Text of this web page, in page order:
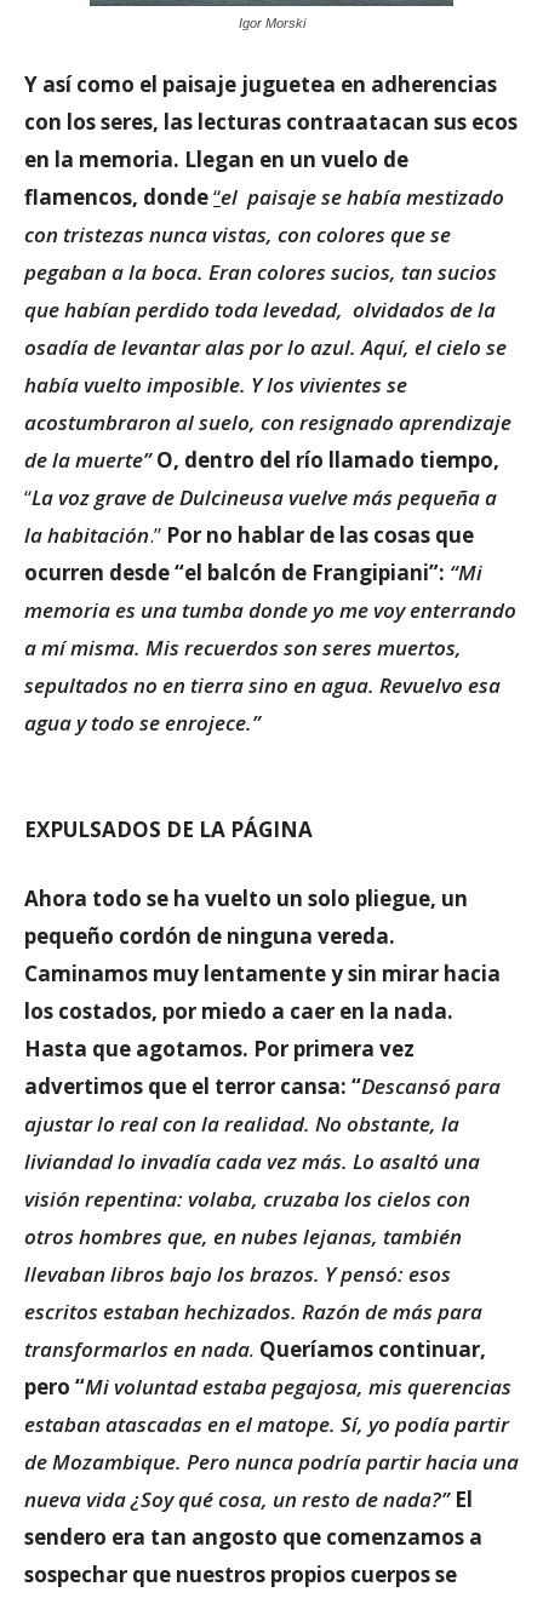
Igor Morski
Y así como el paisaje juguetea en adherencias
con los seres, las lecturas contraatacan sus ecos
en la memoria. Llegan en un vuelo de
flamencos, donde“el paisaje se había mestizado
con tristezas nunca vistas, con colores que se
pegaban a la boca. Eran colores sucios, tan sucios
que habían perdido toda levedad, olvidados de la
osadía de levantar alas por lo azul. Aquí, el cielo se
había vuelto imposible. Y los vivientes se
acostumbraron al suelo, con resignado aprendizaje
de la muerte”O, dentro del río llamado tiempo,
“La voz grave de Dulcineusa vuelve más pequeña a
la habitación.” Por no hablar de las cosas que
ocurren desde “el balcón de Frangipiani”: “Mi
memoria es una tumba donde yo me voy enterrando
a mí misma. Mis recuerdos son seres muertos,
sepultados no en tierra sino en agua. Revuelvo esa
agua y todo se enrojece.”
EXPULSADOS DE LA PÁGINA
Ahora todo se ha vuelto un solo pliegue, un
pequeño cordón de ninguna vereda.
Caminamos muy lentamente y sin mirar hacia
los costados, por miedo a caer en la nada.
Hasta que agotamos. Por primera vez
advertimos que el terror cansa: “Descansó para
ajustar lo real con la realidad. No obstante, la
liviandad lo invadía cada vez más. Lo asaltó una
visión repentina: volaba, cruzaba los cielos con
otros hombres que, en nubes lejanas, también
llevaban libros bajo los brazos. Y pensó: esos
escritos estaban hechizados. Razón de más para
transformarlos en nada. Queríamos continuar,
pero “Mi voluntad estaba pegajosa, mis querencias
estaban atascadas en el matope. Sí, yo podía partir
de Mozambique. Pero nunca podría partir hacia una
nueva vida ¿Soy qué cosa, un resto de nada?”El
sendero era tan angosto que comenzamos a
sospechar que nuestros propios cuerpos se